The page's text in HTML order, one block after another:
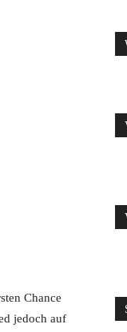
Chance
jedoch auf